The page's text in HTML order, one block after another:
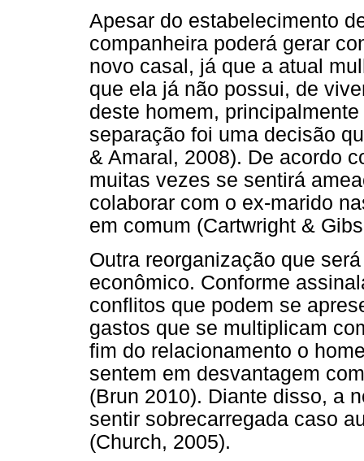
Apesar do estabelecimento
companheira poderá gerar
novo casal, já que a atual
que ela já não possui, de
deste homem,
separação foi uma decisão
& Amaral, 2008). De acordo
muitas vezes se sentirá
colaborar com o ex-marido
em comum (Cartwright &
Outra reorganização que
econômico. Conforme
conflitos que podem se
gastos que se multiplicam
fim do relacionamento o
sentem em desvantagem
(Brun 2010). Diante disso, a
sentir sobrecarregada caso
(Church, 2005).